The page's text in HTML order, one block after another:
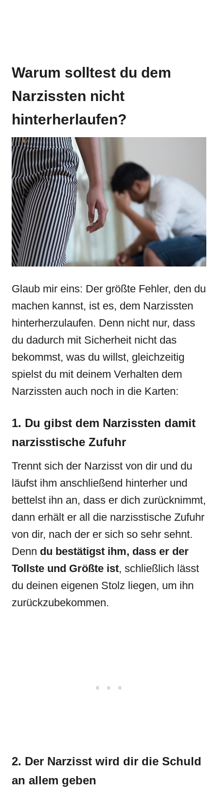
Warum solltest du dem
Narzissten nicht
hinterherlaufen?
Glaub mir eins: Der größte Fehler, den du
machen kannst, ist es, dem Narzissten
hinterherzulaufen. Denn nicht nur, dass
du dadurch mit Sicherheit nicht das
bekommst, was du willst, gleichzeitig
spielst du mit deinem Verhalten dem
Narzissten auch noch in die Karten:
1. Du gibst dem Narzissten damit
narzisstische Zufuhr
Trennt sich der Narzisst von dir und du
läufst ihm anschließend hinterher und
bettelst ihn an, dass er dich zurücknimmt,
dann erhält er all die narzisstische Zufuhr
von dir, nach der er sich so sehr sehnt.
Denn du bestätigst ihm, dass er der
Tollste und Größte ist, schließlich lässt
du deinen eigenen Stolz liegen, um ihn
zurückzubekommen.
2. Der Narzisst wird dir die Schuld
an allem geben